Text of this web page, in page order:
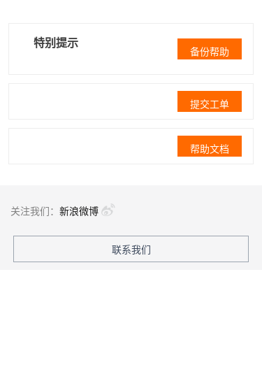
特别提示
备份帮助
提交工单
帮助文档